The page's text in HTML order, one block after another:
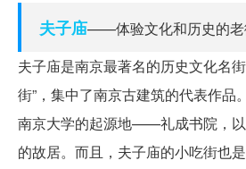
夫子庙——体验文化和历史的
夫子庙是南京最著名的历史文化名
街”，集中了南京古建筑的代表作品
南京大学的起源地——礼成书院，
的故居。而且，夫子庙的小吃街也